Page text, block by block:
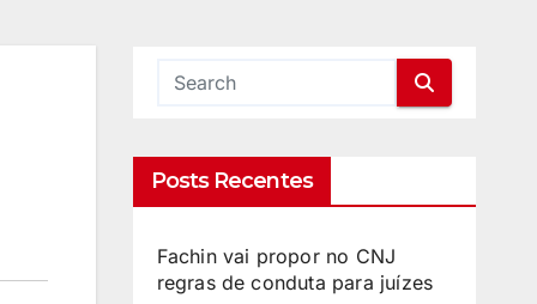
Posts Recentes
Fachin vai propor no CNJ
regras de conduta para juízes